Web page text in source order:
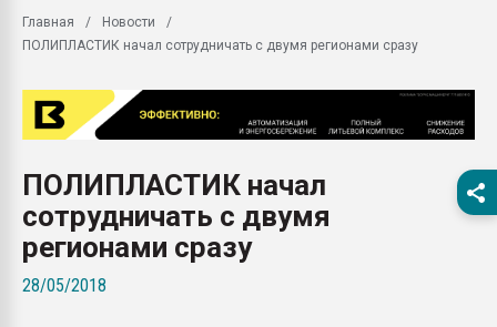
Всё, что касается
бутылок
Материал
вакуумного
Главная
Новости
ПОЛИПЛАСТИК начал сотрудничать с двумя регионами сразу
ПОЛИПЛАСТИК начал
сотрудничать с двумя
регионами сразу
28/05/2018